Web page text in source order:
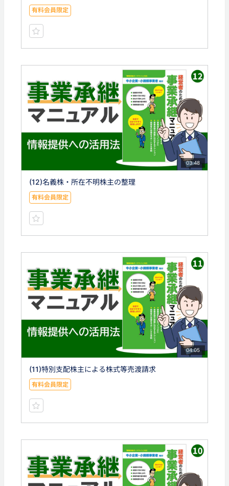
有料会員限定
03:48
(12)名義株・所在不明株主の整理
有料会員限定
04:05
(11)特別支配株主による株式等売渡請求
有料会員限定